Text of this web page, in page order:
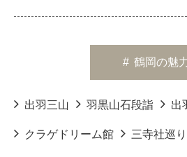
# 鶴岡の魅
出羽三山 羽黒山石段詣 出
クラゲドリーム館 三寺社巡り